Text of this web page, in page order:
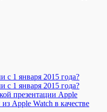
с 1 января 2015 года?
с 1 января 2015 года?
презентации Apple
Apple Watch в качестве